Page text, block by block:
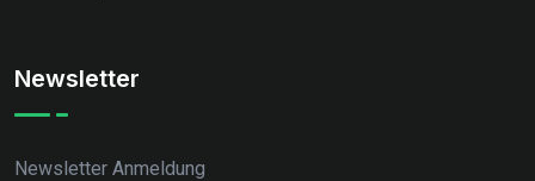
Newsletter
Newsletter Anmeldung